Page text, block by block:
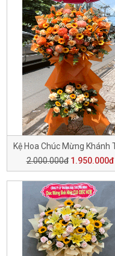
2.000.000đ 1.950.000đ